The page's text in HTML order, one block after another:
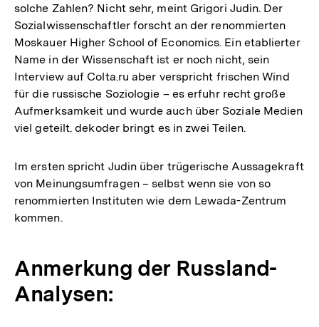
solche Zahlen? Nicht sehr, meint Grigori Judin. Der
Sozialwissenschaftler forscht an der renommierten
Moskauer Higher School of Economics. Ein etablierter
Name in der Wissenschaft ist er noch nicht, sein
Interview auf Colta.ru aber verspricht frischen Wind
für die russische Soziologie – es erfuhr recht große
Aufmerksamkeit und wurde auch über Soziale Medien
viel geteilt. dekoder bringt es in zwei Teilen.
Im ersten spricht Judin über trügerische Aussagekraft
von Meinungsumfragen – selbst wenn sie von so
renommierten Instituten wie dem Lewada-Zentrum
kommen.
Anmerkung der Russland-
Analysen: